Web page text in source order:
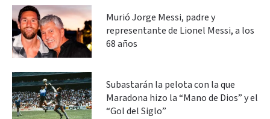
Murió Jorge Messi, padre y
representante de Lionel Messi, a los
68 años
Subastarán la pelota con la que
Maradona hizo la “Mano de Dios” y el
“Gol del Siglo”